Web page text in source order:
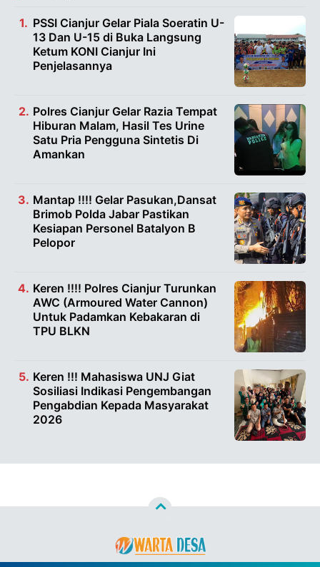
PSSI Cianjur Gelar Piala Soeratin U-
13 Dan U-15 di Buka Langsung
Ketum KONI Cianjur Ini
Penjelasannya
Polres Cianjur Gelar Razia Tempat
Hiburan Malam, Hasil Tes Urine
Satu Pria Pengguna Sintetis Di
Amankan
Mantap !!!! Gelar Pasukan,Dansat
Brimob Polda Jabar Pastikan
Kesiapan Personel Batalyon B
Pelopor
Keren !!!! Polres Cianjur Turunkan
AWC (Armoured Water Cannon)
Untuk Padamkan Kebakaran di
TPU BLKN
Keren !!! Mahasiswa UNJ Giat
Sosiliasi Indikasi Pengembangan
Pengabdian Kepada Masyarakat
2026